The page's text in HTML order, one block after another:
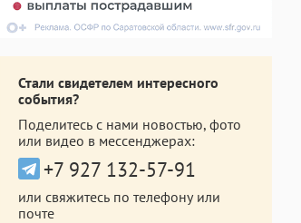
Стали свидетелем интересного
события?
Поделитесь с нами новостью, фото
или видео в мессенджерах:
+7 927 132-57-91
или свяжитесь по телефону или
почте